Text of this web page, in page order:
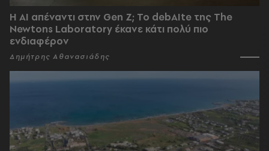
Η AI απέναντι στην Gen Z; Το debAIte της The
Newtons Laboratory έκανε κάτι πολύ πιο
ενδιαφέρον
Δημήτρης Αθανασιάδης